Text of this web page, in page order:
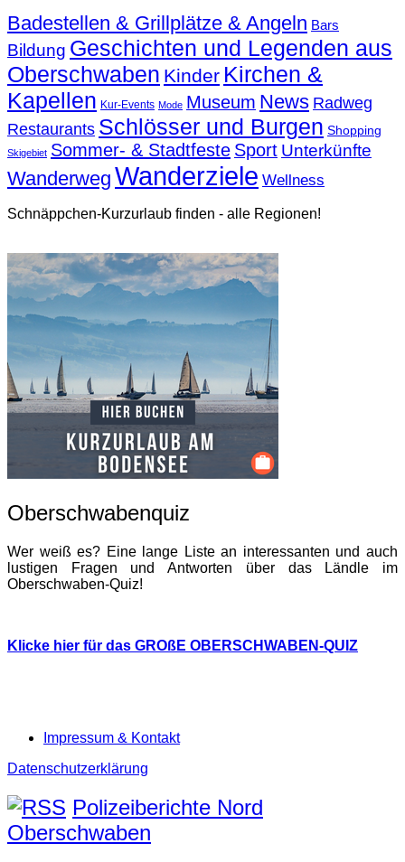
Badestellen & Grillplätze & Angeln Bars
Bildung Geschichten und Legenden aus
Oberschwaben Kinder Kirchen &
Kapellen Kur-Events Mode Museum News Radweg
Restaurants Schlösser und Burgen Shopping
Skigebiet Sommer- & Stadtfeste Sport Unterkünfte
Wanderweg Wanderziele Wellness
Schnäppchen-Kurzurlaub finden - alle Regionen!
Oberschwabenquiz
Wer weiß es? Eine lange Liste an interessanten und auch
lustigen Fragen und Antworten über das Ländle im
Oberschwaben-Quiz!
Klicke hier für das GROßE OBERSCHWABEN-QUIZ
Impressum & Kontakt
Datenschutzerklärung
Polizeiberichte Nord
Oberschwaben